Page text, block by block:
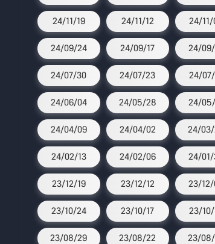
24/11/19 24/11/12 24/11/
24/09/24 24/09/17 24/
24/07/30 24/07/23 24/
24/06/04 24/05/28 24/
24/04/09 24/04/02 24/
24/02/13 24/02/06 24/
23/12/19 23/12/12 23/
23/10/24 23/10/17 23/
23/08/29 23/08/22 23/